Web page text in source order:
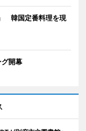
韓国定番料理を現
開幕